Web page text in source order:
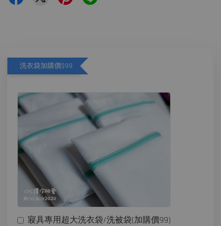
洗衣袋加購價$99
寢具專用超大洗衣袋/洗被袋(加購價99)